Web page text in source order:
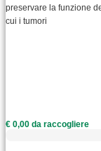
preservare la funzione
cui i tumori
€ 0,00 da raccogliere